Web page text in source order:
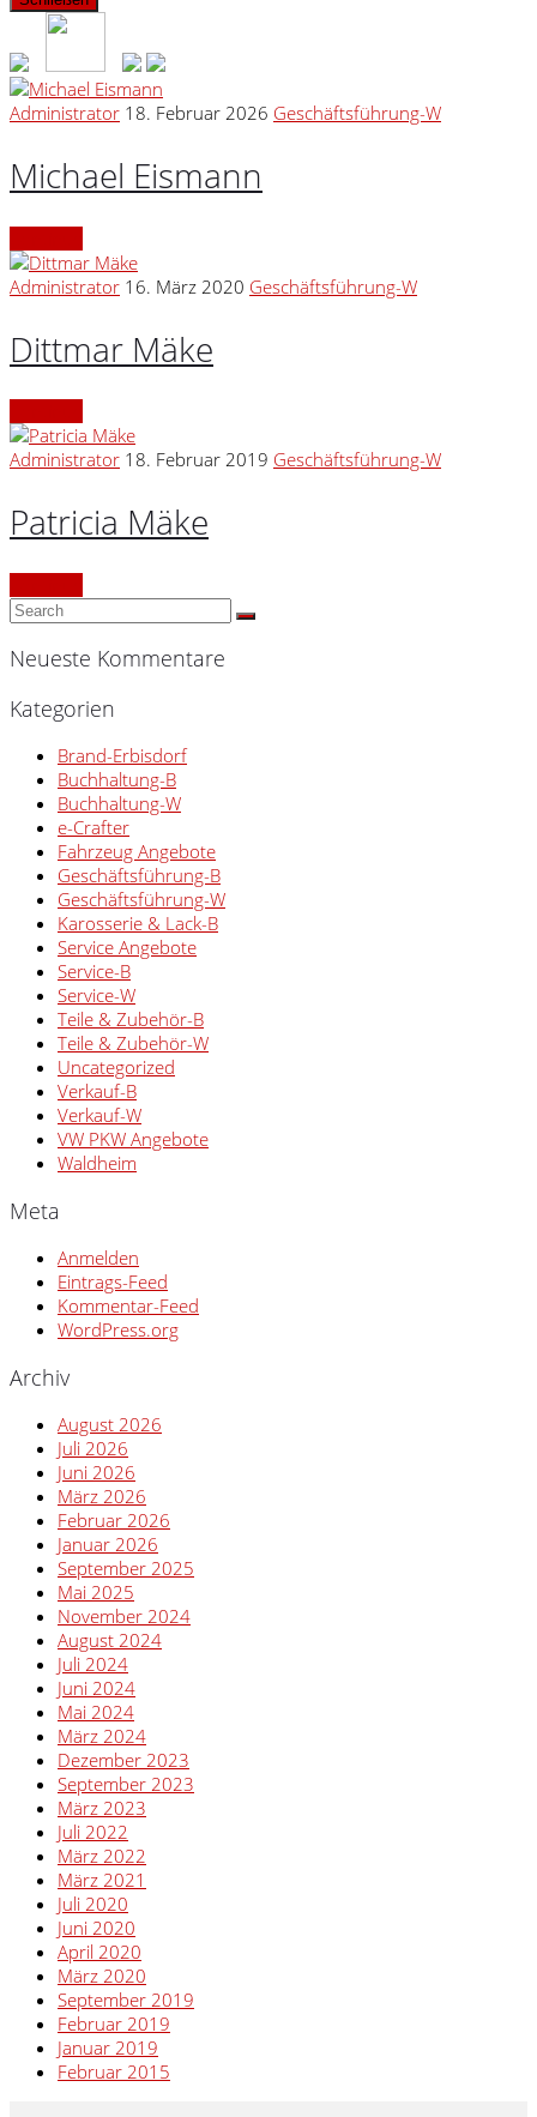
Administrator 18. Februar 2026 Geschäftsführung-W
Michael Eismann
Administrator 16. März 2020 Geschäftsführung-W
Dittmar Mäke
Administrator 18. Februar 2019 Geschäftsführung-W
Patricia Mäke
Neueste Kommentare
Kategorien
Brand-Erbisdorf
Buchhaltung-B
Buchhaltung-W
e-Crafter
Fahrzeug Angebote
Geschäftsführung-B
Geschäftsführung-W
Karosserie & Lack-B
Service Angebote
Service-B
Service-W
Teile & Zubehör-B
Teile & Zubehör-W
Uncategorized
Verkauf-B
Verkauf-W
VW PKW Angebote
Waldheim
Meta
Anmelden
Eintrags-Feed
Kommentar-Feed
WordPress.org
Archiv
August 2026
Juli 2026
Juni 2026
März 2026
Februar 2026
Januar 2026
September 2025
Mai 2025
November 2024
August 2024
Juli 2024
Juni 2024
Mai 2024
März 2024
Dezember 2023
September 2023
März 2023
Juli 2022
März 2022
März 2021
Juli 2020
Juni 2020
April 2020
März 2020
September 2019
Februar 2019
Januar 2019
Februar 2015